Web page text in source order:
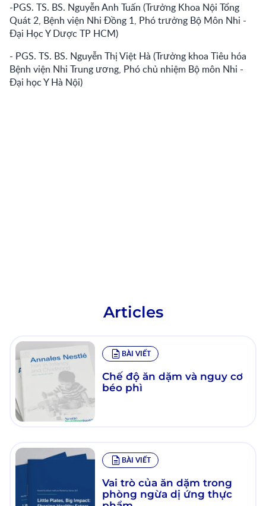
-PGS. TS. BS. Nguyễn Anh Tuấn (Trưởng Khoa Nội Tổng
Quát 2, Bệnh viện Nhi Đồng 1, Phó trưởng Bộ Môn Nhi -
Đại Học Y Dược TP HCM)
- PGS. TS. BS. Nguyễn Thị Việt Hà (Trưởng khoa Tiêu hóa
Bệnh viện Nhi Trung ương, Phó chủ nhiệm Bộ môn Nhi -
Đại học Y Hà Nội)
Articles
BÀI VIẾT
Chế độ ăn dặm và nguy cơ
béo phì
BÀI VIẾT
Vai trò của ăn dặm trong
phòng ngừa dị ứng thực